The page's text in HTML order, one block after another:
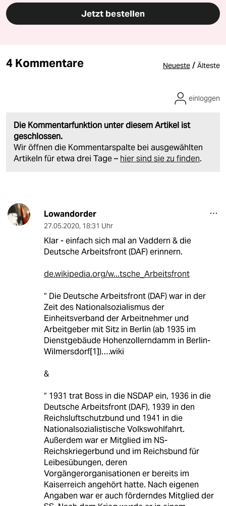
Jetzt bestellen
4 Kommentare Neueste / Älteste
Die Kommentarfunktion unter diesem Artikel ist
geschlossen.
Wir öffnen die Kommentarspalte bei ausgewählten
Artikeln für etwa drei Tage – hier sind sie zu finden.
einloggen
Lowandorder
27.05.2020, 18:31 Uhr
Klar - einfach sich mal an Vaddern & die
Deutsche Arbeitsfront (DAF) erinnern.
de.wikipedia.org/w...tsche_Arbeitsfront
“ Die Deutsche Arbeitsfront (DAF) war in der
Zeit des Nationalsozialismus der
Einheitsverband der Arbeitnehmer und
Arbeitgeber mit Sitz in Berlin (ab 1935 im
Dienstgebäude Hohenzollerndamm in Berlin-
Wilmersdorf[1]).…wiki
&
“ 1931 trat Boss in die NSDAP ein, 1936 in die
Deutsche Arbeitsfront (DAF), 1939 in den
Reichsluftschutzbund und 1941 in die
Nationalsozialistische Volkswohlfahrt.
Außerdem war er Mitglied im NS-
Reichskriegerbund und im Reichsbund für
Leibesübungen, deren
Vorgängerorganisationen er bereits im
Kaiserreich angehört hatte. Nach eigenen
Angaben war er auch förderndes Mitglied der